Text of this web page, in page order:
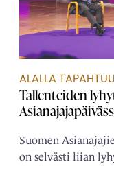
ALALLA TAPAHTUU
Tallenteiden
Suomen
on selvästi liian